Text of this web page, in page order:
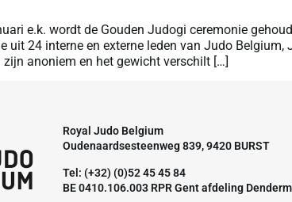
e.k. wordt de Gouden Judogi ceremonie
uit 24 interne en externe leden van Judo
zijn anoniem en het gewicht verschilt […]
Royal Judo Belgium
Oudenaardsesteenweg 839, 9420 BURST
Tel: (+32) (0)52 45 45 84
BE 0410.106.003 RPR Gent afdeling